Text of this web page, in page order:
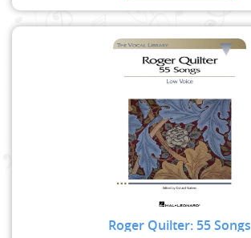
Roger Quilter: 55 Songs